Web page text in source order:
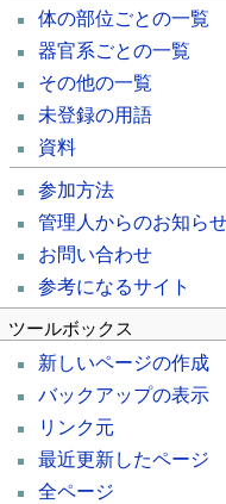
体の部位ごとの一覧
器官系ごとの一覧
その他の一覧
未登録の用語
資料
参加方法
管理人からのお知ら
お問い合わせ
参考になるサイト
ツールボックス
新しいページの作成
バックアップの表示
リンク元
最近更新したページ
全ページ